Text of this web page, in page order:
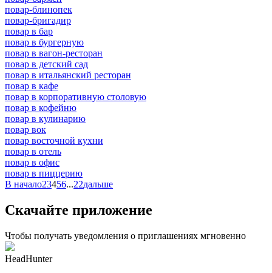
повар-блинопек
повар-бригадир
повар в бар
повар в бургерную
повар в вагон-ресторан
повар в детский сад
повар в итальянский ресторан
повар в кафе
повар в корпоративную столовую
повар в кофейню
повар в кулинарию
повар вок
повар восточной кухни
повар в отель
повар в офис
повар в пиццерию
В начало23456...22дальше
Скачайте приложение
Чтобы получать уведомления о приглашениях мгновенно
HeadHunter